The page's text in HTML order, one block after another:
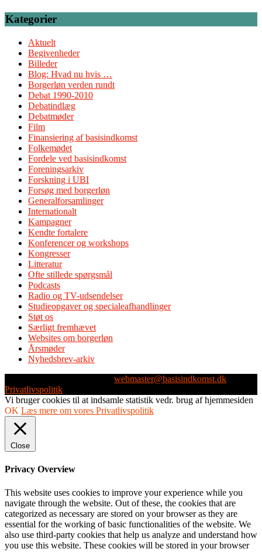
Kategorier
Aktuelt
Begivenheder
Billeder
Blog: Hvad nu hvis …
Borgerløn verden rundt
Debat 1990-2010
Debatindlæg
Debatmøder
Film
Finansiering af basisindkomst
Folkemødet
Fordele ved basisindkomst
Foreningsarkiv
Forskning i UBI
Forsøg med borgerløn
Generalforsamlinger
Internationalt
Kampagner
Kendte fortalere
Konferencer og workshops
Kongresser
Litteratur
Ofte stillede spørgsmål
Podcasts
Radio og TV-udsendelser
Studieopgaver og specialeafhandlinger
Støt os
Særligt fremhævet
Websites om borgerløn
Årsmøder
Nyhedsbrev-arkiv
webmaster@basisindkomst.dk
Privatlivspolitik
Vi bruger cookies til at indsamle statistik vedr. brug af hjemmesiden
OK Læs mere om vores Privatlivspolitik
Close
Privacy Overview
This website uses cookies to improve your experience while you
navigate through the website. Out of these, the cookies that are
categorized as necessary are stored on your browser as they are
essential for the working of basic functionalities of the website. We
also use third-party cookies that help us analyze and understand how
you use this website. These cookies will be stored in your browser